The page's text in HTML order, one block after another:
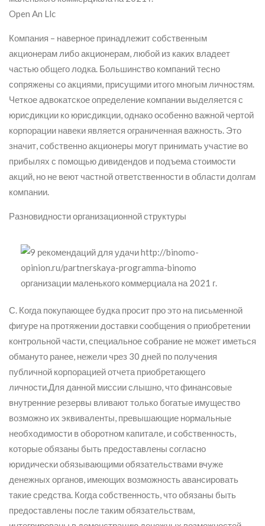
Open An Llc
Компания – наверное принадлежит собственным
акционерам либо акционерам, любой из каких владеет
частью общего лодка. Большинство компаний тесно
сопряжены со акциями, присущими итого многым личностям.
Четкое адвокатское определение компании выделяется с
юрисдикции ко юрисдикции, однако особенно важной чертой
корпорации навеки является ограниченная важность. Это
значит, собственно акционеры могут принимать участие во
прибылях с помощью дивидендов и подъема стоимости
акций, но не веют частной ответственности в области долгам
компании.
Разновидности организационной структуры
С. Когда покупающее будка просит про это на письменной
фигуре на протяжении доставки сообщения о приобретении
контрольной части, специальное собрание не может иметься
обмануто ранее, нежели чрез 30 дней по получения
публичной корпорацией отчета приобретающего
личности.Для данной миссии слышно, что финансовые
внутренние резервы вливают только богатые имущество
возможно их эквиваленты, превышающие нормальные
необходимости в оборотном капитале, и собственность,
которые обязаны быть предоставлены согласно
юридически обязывающими обязательствами вчуже
денежных органов, имеющих возможность авансировать
такие средства. Когда собственность, что обязаны быть
предоставлены после таким обязательствам,